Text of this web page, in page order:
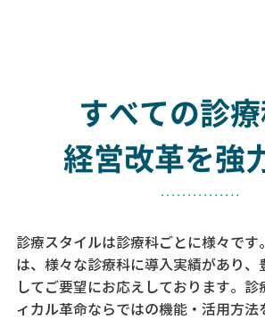
すべての診
経営改革を強
診療スタイルは診療科ごとに様々です
は、様々な診療科に導入実績があり、
してご要望にお応えしております。 診
ィカル革命ならではの機能・活用方法